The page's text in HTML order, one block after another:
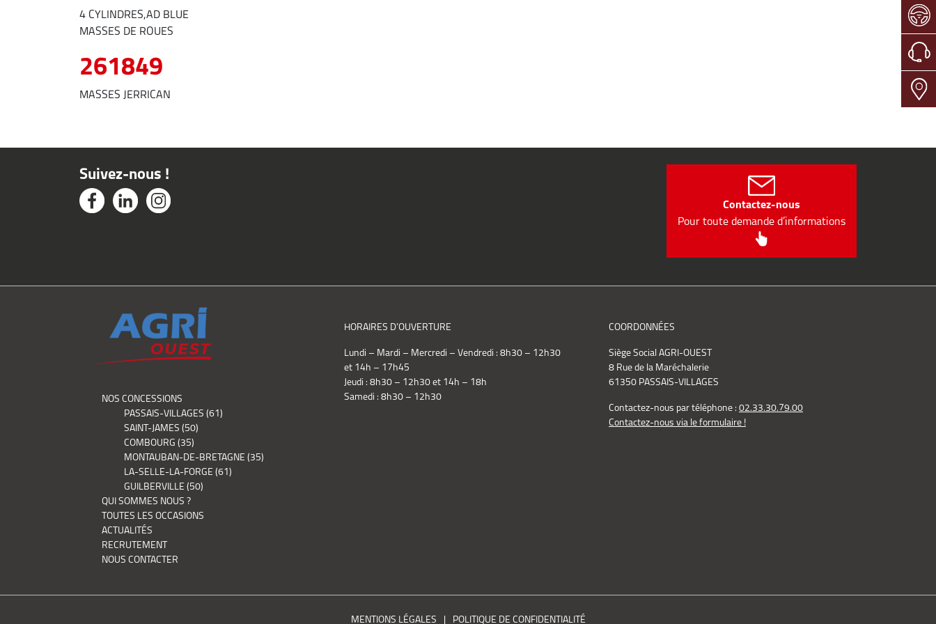
4 CYLINDRES,AD BLUE
MASSES DE ROUES
261849
MASSES JERRICAN
Suivez-nous !
Contactez-nous
Pour toute demande d’informations
NOS CONCESSIONS
PASSAIS-VILLAGES (61)
SAINT-JAMES (50)
COMBOURG (35)
MONTAUBAN-DE-BRETAGNE (35)
LA-SELLE-LA-FORGE (61)
GUILBERVILLE (50)
QUI SOMMES NOUS ?
TOUTES LES OCCASIONS
ACTUALITÉS
RECRUTEMENT
NOUS CONTACTER
HORAIRES D’OUVERTURE
Lundi – Mardi – Mercredi – Vendredi : 8h30 – 12h30
et 14h – 17h45
Jeudi : 8h30 – 12h30 et 14h – 18h
Samedi : 8h30 – 12h30
COORDONNÉES
Siège Social AGRI-OUEST
8 Rue de la Maréchalerie
61350 PASSAIS-VILLAGES
Contactez-nous par téléphone : 02.33.30.79.00
Contactez-nous via le formulaire !
MENTIONS LÉGALES POLITIQUE DE CONFIDENTIALITÉ